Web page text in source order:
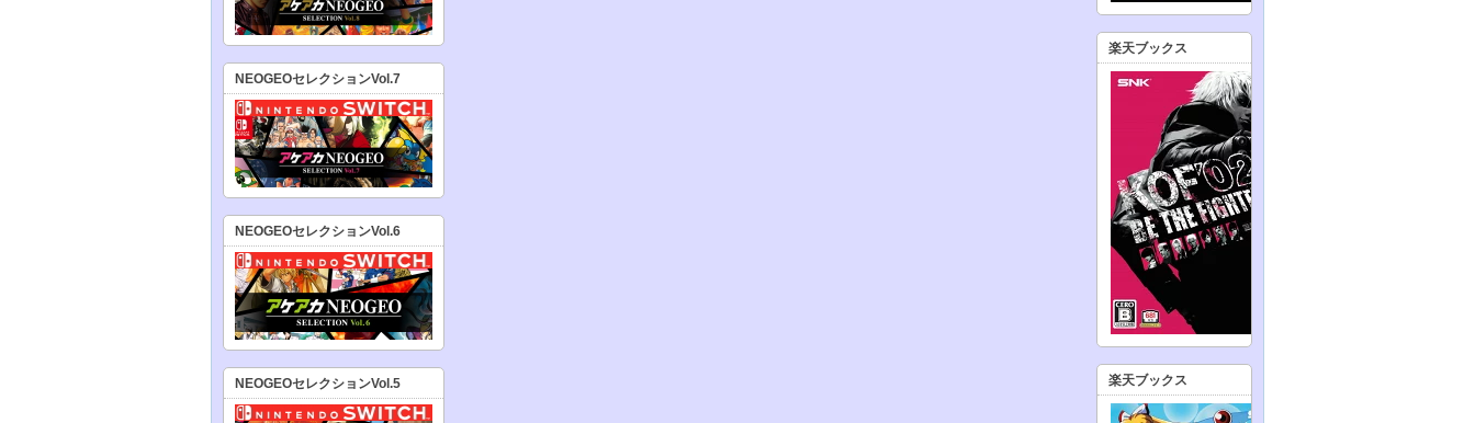
NEOGEOセレクションVol.7
NEOGEOセレクションVol.6
NEOGEOセレクションVol.5
楽天ブックス
楽天ブックス